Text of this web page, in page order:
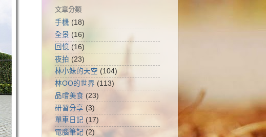
文章分類
手機 (18)
全景 (16)
回憶 (16)
夜拍 (23)
林小妹的天空 (104)
林OO的世界 (113)
品嚐美食 (23)
研習分享 (3)
單車日記 (17)
電腦筆記 (2)